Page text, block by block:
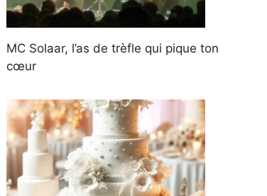
MC Solaar, l’as de trèfle qui pique ton
cœur